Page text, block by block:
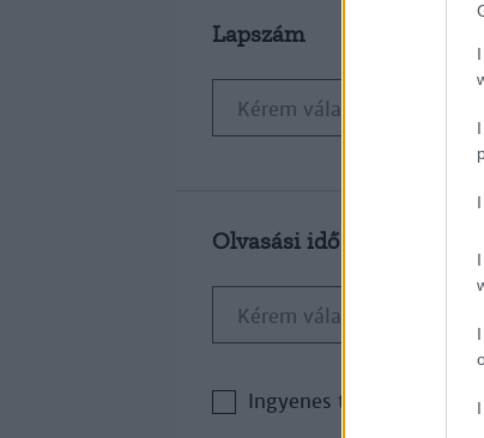
Lapszám
Olvasási idő
Ingyenes tartalom